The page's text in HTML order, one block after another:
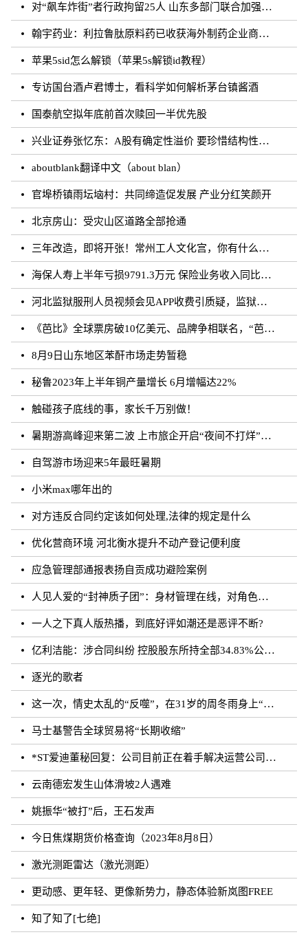
对“飙车炸街”者行政拘留25人 山东多部门联合加强噪声污染防治工作
翰宇药业：利拉鲁肽原料药已收获海外制药企业商业批订单
苹果5sid怎么解锁（苹果5s解锁id教程）
专访国台酒卢君博士，看科学如何解析茅台镇酱酒
国泰航空拟年底前首次赎回一半优先股
兴业证券张忆东：A股有确定性溢价 要珍惜结构性行情
aboutblank翻译中文（about blan）
官埠桥镇雨坛垴村：共同缔造促发展 产业分红笑颜开
北京房山：受灾山区道路全部抢通
三年改造，即将开张！常州工人文化宫，你有什么话说？
海保人寿上半年亏损9791.3万元 保险业务收入同比增长约50.73%
河北监狱服刑人员视频会见APP收费引质疑，监狱：开发公司收取
《芭比》全球票房破10亿美元、品牌争相联名，“芭比”IP第二春来临？
8月9日山东地区苯酐市场走势暂稳
秘鲁2023年上半年铜产量增长 6月增幅达22%
触碰孩子底线的事，家长千万别做！
暑期游高峰迎来第二波 上市旅企开启“夜间不打烊”模式
自驾游市场迎来5年最旺暑期
小米max哪年出的
对方违反合同约定该如何处理,法律的规定是什么
优化营商环境 河北衡水提升不动产登记便利度
应急管理部通报表扬自贡成功避险案例
人见人爱的“封神质子团”：身材管理在线，对角色有信念｜文化观察
一人之下真人版热播，到底好评如潮还是恶评不断?
亿利洁能：涉合同纠纷 控股股东所持全部34.83%公司股份被司法轮候冻结
逐光的歌者
这一次，情史太乱的“反噬”，在31岁的周冬雨身上“应验”了！
马士基警告全球贸易将“长期收缩”
*ST爱迪董秘回复：公司目前正在着手解决运营公司剩余无法确权的委托代销商品相关事宜，如有进展
云南德宏发生山体滑坡2人遇难
姚振华“被打”后，王石发声
今日焦煤期货价格查询（2023年8月8日）
激光测距雷达（激光测距）
更动感、更年轻、更像新势力，静态体验新岚图FREE
知了知了[七绝]